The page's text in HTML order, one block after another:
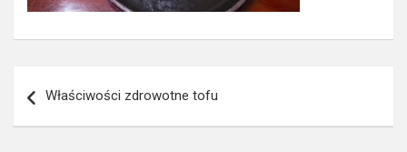
wpisu
Właściwości zdrowotne tofu